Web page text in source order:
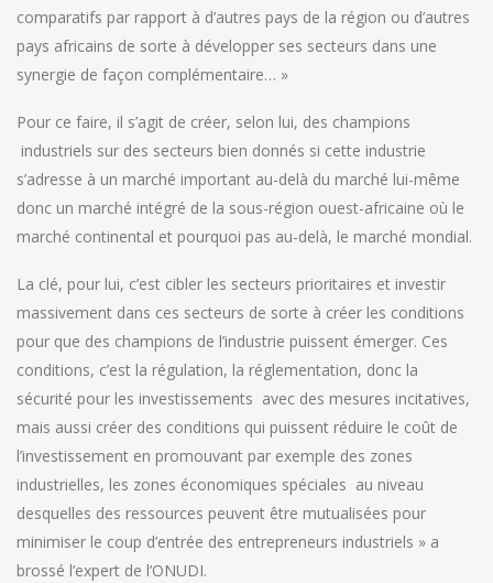
comparatifs par rapport à d’autres pays de la région ou d’autres
pays africains de sorte à développer ses secteurs dans une
synergie de façon complémentaire… »
Pour ce faire, il s’agit de créer, selon lui, des champions
industriels sur des secteurs bien donnés si cette industrie
s’adresse à un marché important au-delà du marché lui-même
donc un marché intégré de la sous-région ouest-africaine où le
marché continental et pourquoi pas au-delà, le marché mondial.
La clé, pour lui, c’est cibler les secteurs prioritaires et investir
massivement dans ces secteurs de sorte à créer les conditions
pour que des champions de l’industrie puissent émerger. Ces
conditions, c’est la régulation, la réglementation, donc la
sécurité pour les investissements avec des mesures incitatives,
mais aussi créer des conditions qui puissent réduire le coût de
l’investissement en promouvant par exemple des zones
industrielles, les zones économiques spéciales au niveau
desquelles des ressources peuvent être mutualisées pour
minimiser le coup d’entrée des entrepreneurs industriels » a
brossé l’expert de l’ONUDI.